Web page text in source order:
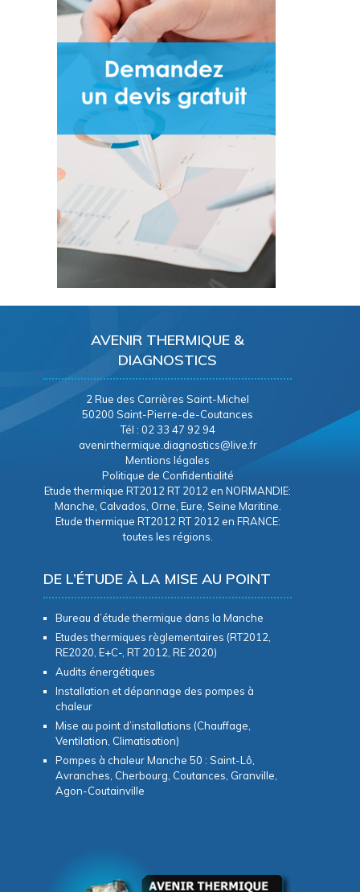
AVENIR THERMIQUE &
DIAGNOSTICS
2 Rue des Carrières Saint-Michel
50200 Saint-Pierre-de-Coutances
Tél : 02 33 47 92 94
avenirthermique.diagnostics@live.fr
Mentions légales
Politique de Confidentialité
Etude thermique RT2012 RT 2012 en NORMANDIE:
Manche, Calvados, Orne, Eure, Seine Maritine.
Etude thermique RT2012 RT 2012 en FRANCE:
toutes les régions.
DE L’ÉTUDE À LA MISE AU POINT
Bureau d’étude thermique dans la Manche
Etudes thermiques règlementaires (RT2012,
RE2020, E+C-, RT 2012, RE 2020)
Audits énergétiques
Installation et dépannage des pompes à
chaleur
Mise au point d’installations (Chauffage,
Ventilation, Climatisation)
Pompes à chaleur Manche 50 : Saint-Lô,
Avranches, Cherbourg, Coutances, Granville,
Agon-Coutainville